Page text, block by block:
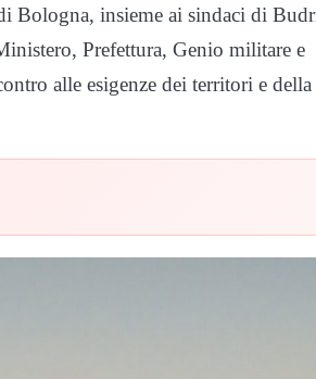
Bologna, insieme ai sindaci di
Prefettura, Genio militare e
alle esigenze dei territori e della